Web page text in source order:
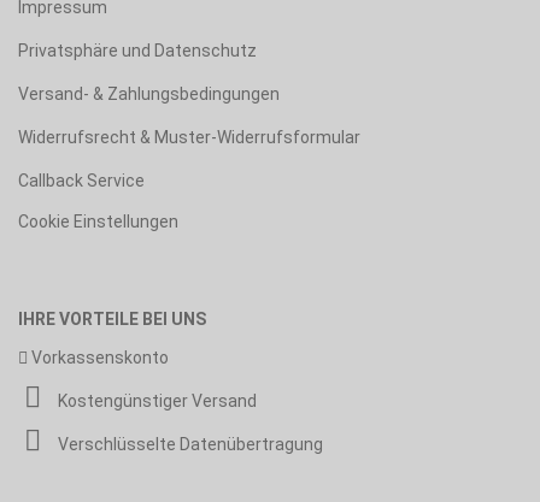
Impressum
Privatsphäre und Datenschutz
Versand- & Zahlungsbedingungen
Widerrufsrecht & Muster-Widerrufsformular
Callback Service
Cookie Einstellungen
IHRE VORTEILE BEI UNS
Vorkassenskonto
Kostengünstiger Versand
Verschlüsselte Datenübertragung